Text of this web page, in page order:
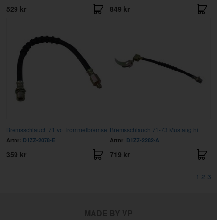
529 kr 849 kr
Bremsschlauch 71 vo Trommelbremse
Artnr: D1ZZ-2078-E
359 kr
Bremsschlauch 71-73 Mustang hi
Artnr: D1ZZ-2282-A
719 kr
1 2 3